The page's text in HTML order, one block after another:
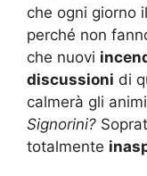
che ogni giorno il
perché non
che nuovi
discussioni di
calmerà gli
Signorini?
totalmente